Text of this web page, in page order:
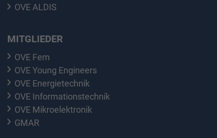
OVE ALDIS
MITGLIEDER
OVE Fem
OVE Young Engineers
OVE Energietechnik
OVE Informationstechnik
OVE Mikroelektronik
GMAR